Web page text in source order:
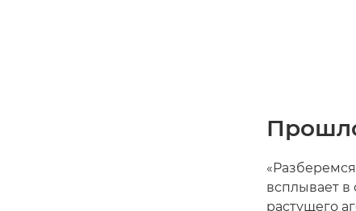
всплывает в
растущего